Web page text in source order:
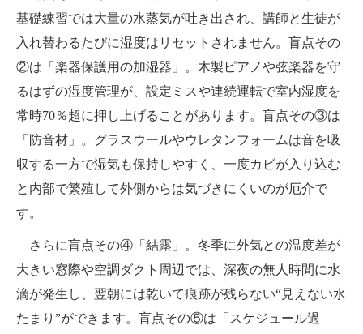
基礎練習では大量の水蒸気が吐き出され、講師と生徒が
入れ替わるたびに湿度はリセットされません。盲点その
②は「楽器保護用の加湿器」。木製ピアノや弦楽器を守
るはずの湿度管理が、設定ミスや連続運転で室内湿度を
常時70％超に押し上げることがあります。盲点その③は
「防音材」。グラスウールやウレタンフォームは音を吸
収する一方で湿気も保持しやすく、一度カビが入り込む
と内部で繁殖して外側からは気づきにくいのが厄介で
す。
さらに盲点その④「結露」。冬季に外気との温度差が
大きい窓際や空調ダクト周辺では、深夜の無人時間に水
滴が発生し、翌朝には乾いて痕跡が残らない“見えない水
たまり”ができます。盲点その⑤は「スケジュール過